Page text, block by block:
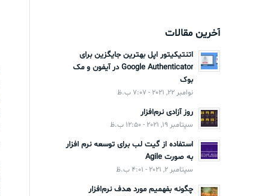
آخرین مقالات
اتنتیکیتور اپل بهترین جایگزین برای
Google Authenticator در آیفون و مک
بوک
نوامبر 22, 2021 - 7:07 ب.ظ
روز آزادی نرم‌افزار
سپتامبر 19, 2021 - 12:50 ب.ظ
استفاده از گیت لب برای توسعه نرم افزار
به صورت Agile
سپتامبر 2, 2021 - 4:01 ب.ظ
چگونه بفهمیم مورد هدف نرم‌افزار